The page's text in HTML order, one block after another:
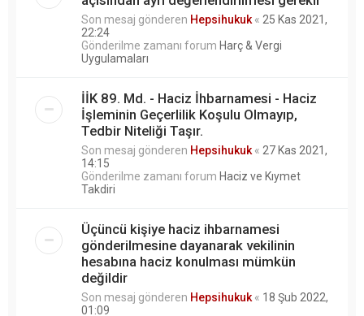
Son mesaj gönderen Hepsihukuk « 25 Kas 2021,
22:24
Gönderilme zamanı forum Harç & Vergi
Uygulamaları
İİK 89. Md. - Haciz İhbarnamesi - Haciz
İşleminin Geçerlilik Koşulu Olmayıp,
Tedbir Niteliği Taşır.
Son mesaj gönderen Hepsihukuk « 27 Kas 2021,
14:15
Gönderilme zamanı forum Haciz ve Kıymet
Takdiri
Üçüncü kişiye haciz ihbarnamesi
gönderilmesine dayanarak vekilinin
hesabına haciz konulması mümkün
değildir
Son mesaj gönderen Hepsihukuk « 18 Şub 2022,
01:09